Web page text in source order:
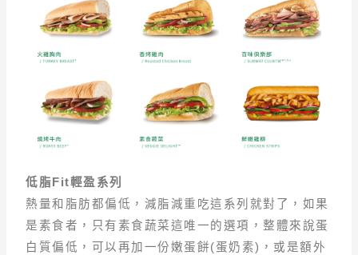
低脂Fit輕盈系列
熱量和脂肪都偏低，減脂減重吃這系列就對了，如果
是素食者，只有素食蔬菜這唯一的選項，整體來說蛋
白質偏低，可以再加一份嫩蛋餅(蛋奶素)，或是額外